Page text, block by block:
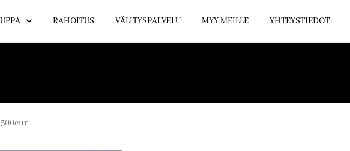
RAHOITUS VÄLITYSPALVELU MYY MEILLE YHTEYSTIEDOT